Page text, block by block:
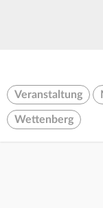
Veranstaltung
Wettenberg